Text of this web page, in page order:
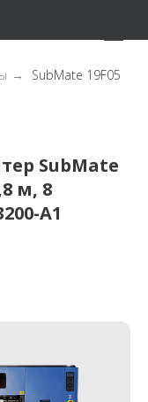
→ SubMate 19F05
SubMate
м, 8
A1